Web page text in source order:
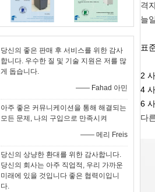
당신의 좋은 판매 후 서비스를 위한 감사
합니다. 우수한 질 및 기술 지원은 저를 많
게 돕습니다.
—— Fahad 아민
아주 좋은 커뮤니케이션을 통해 해결되는
모든 문제, 나의 구입으로 만족시켜
—— 메리 Freis
당신의 상냥한 환대를 위한 감사합니다.
당신의 회사는 아주 직업적, 우리 가까운
미래에 있을 것입니다 좋은 협력이입니
다.
격
늘
표
2
4
6
다